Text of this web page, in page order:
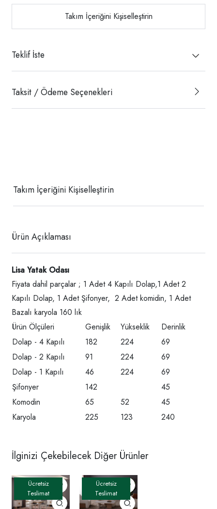
Takım İçeriğini Kişiselleştirin
Teklif İste
Taksit / Ödeme Seçenekleri
Takım İçeriğini Kişiselleştirin
Ürün Açıklaması
Lisa Yatak Odası
Fiyata dahil parçalar ; 1 Adet 4 Kapılı Dolap,1 Adet 2
Kapılı Dolap, 1 Adet Şifonyer, 2 Adet komidin, 1 Adet
Bazalı karyola 160 lık
Ürün Ölçüleri
Genişlik Yükseklik
Derinlik
Dolap - 4 Kapılı
182 224
69
Dolap - 2 Kapılı
91 224
69
Dolap - 1 Kapılı
46 224
69
Şifonyer
142
45
Komodin
65 52
45
Karyola
225 123 240
İlginizi Çekebilecek Diğer Ürünler